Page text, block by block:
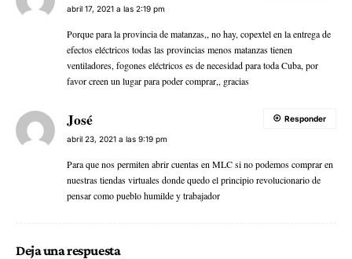
abril 17, 2021 a las 2:19 pm
Porque para la provincia de matanzas,, no hay, copextel en la entrega de
efectos eléctricos todas las provincias menos matanzas tienen
ventiladores, fogones eléctricos es de necesidad para toda Cuba, por
favor creen un lugar para poder comprar,, gracias
José
abril 23, 2021 a las 9:19 pm
Para que nos permiten abrir cuentas en MLC si no podemos comprar en
nuestras tiendas virtuales donde quedo el principio revolucionario de
pensar como pueblo humilde y trabajador
Responder
Deja una respuesta